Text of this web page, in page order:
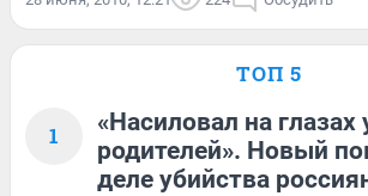
ТОП 5
1
«Насиловал на
родителей». Новый
деле убийства